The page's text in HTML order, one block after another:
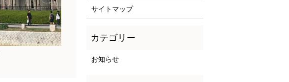
サイトマップ
お知らせ